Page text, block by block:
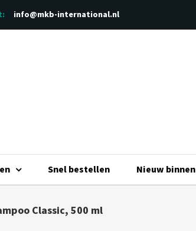
info@mkb-international.nl
Snel bestellen Nieuw binnen
Classic, 500 ml